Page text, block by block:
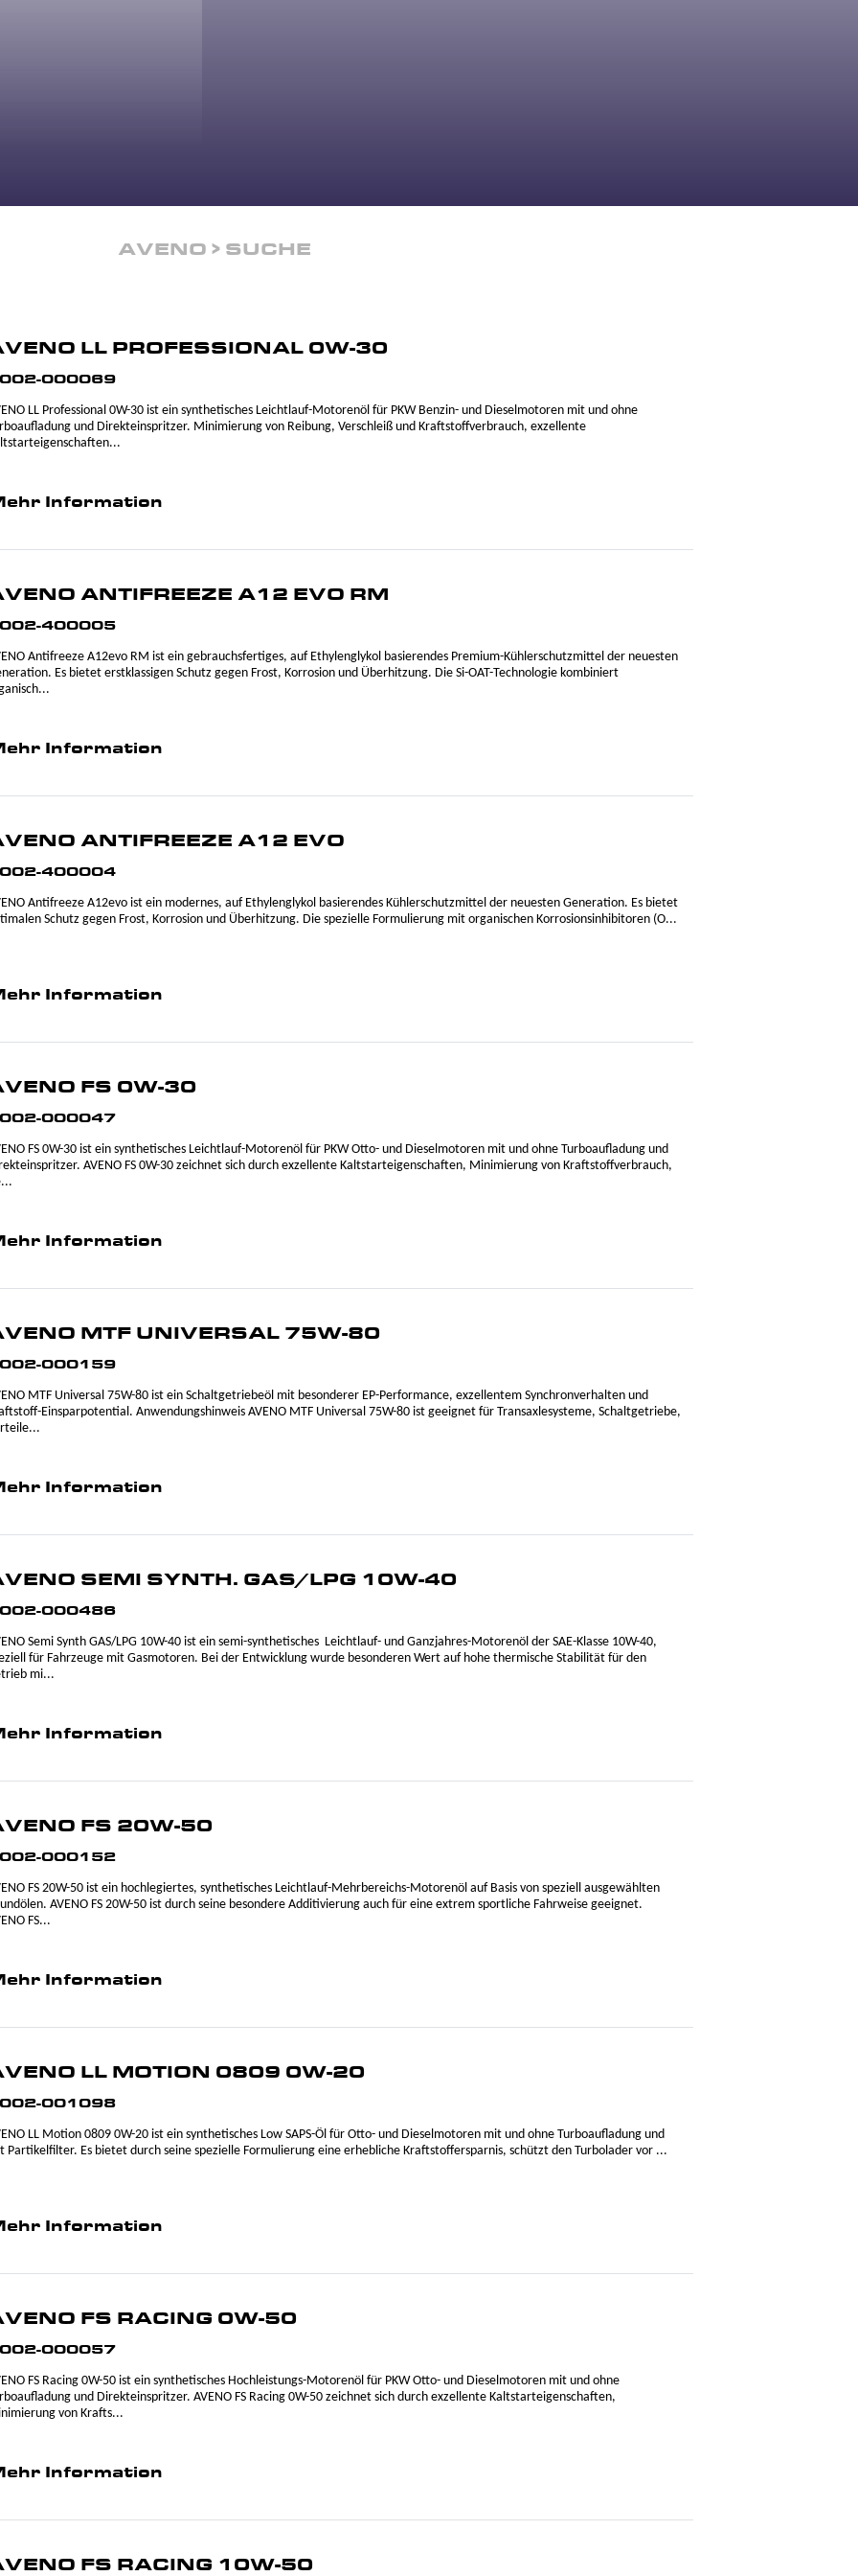
AVENO SUCHE
LL PROFESSIONAL 0W-30
000069
LL Professional 0W-30 ist ein synthetisches Leichtlauf-Motorenöl für PKW Benzin- und Dieselmotoren mit und ohne
und Direkteinspritzer. Minimierung von Reibung, Verschleiß und Kraftstoffverbrauch, exzellente
Information
ANTIFREEZE A12 EVO RM
400005
Antifreeze A12evo RM ist ein gebrauchsfertiges, auf Ethylenglykol basierendes Premium-Kühlerschutzmittel der neuesten
Es bietet erstklassigen Schutz gegen Frost, Korrosion und Überhitzung. Die Si-OAT-Technologie kombiniert
Information
ANTIFREEZE A12 EVO
400004
Antifreeze A12evo ist ein modernes, auf Ethylenglykol basierendes Kühlerschutzmittel der neuesten Generation. Es bietet
Schutz gegen Frost, Korrosion und Überhitzung. Die spezielle Formulierung mit organischen Korrosionsinhibitoren (O...
Information
FS 0W-30
000047
FS 0W-30 ist ein synthetisches Leichtlauf-Motorenöl für PKW Otto- und Dieselmotoren mit und ohne Turboaufladung und
AVENO FS 0W-30 zeichnet sich durch exzellente Kaltstarteigenschaften, Minimierung von Kraftstoffverbrauch,
Information
MTF UNIVERSAL 75W-80
000159
MTF Universal 75W-80 ist ein Schaltgetriebeöl mit besonderer EP-Performance, exzellentem Synchronverhalten und
Einsparpotential. Anwendungshinweis AVENO MTF Universal 75W-80 ist geeignet für Transaxlesysteme, Schaltgetriebe,
Information
SEMI SYNTH. GAS/LPG 10W-40
000486
Semi Synth GAS/LPG 10W-40 ist ein semi-synthetisches Leichtlauf- und Ganzjahres-Motorenöl der SAE-Klasse 10W-40,
für Fahrzeuge mit Gasmotoren. Bei der Entwicklung wurde besonderen Wert auf hohe thermische Stabilität für den
mi...
Information
FS 20W-50
000152
FS 20W-50 ist ein hochlegiertes, synthetisches Leichtlauf-Mehrbereichs-Motorenöl auf Basis von speziell ausgewählten
AVENO FS 20W-50 ist durch seine besondere Additivierung auch für eine extrem sportliche Fahrweise geeignet.
FS...
Information
LL MOTION 0809 0W-20
001098
LL Motion 0809 0W-20 ist ein synthetisches Low SAPS-Öl für Otto- und Dieselmotoren mit und ohne Turboaufladung und
Partikelfilter. Es bietet durch seine spezielle Formulierung eine erhebliche Kraftstoffersparnis, schützt den Turbolader vor ...
Information
FS RACING 0W-50
000057
FS Racing 0W-50 ist ein synthetisches Hochleistungs-Motorenöl für PKW Otto- und Dieselmotoren mit und ohne
und Direkteinspritzer. AVENO FS Racing 0W-50 zeichnet sich durch exzellente Kaltstarteigenschaften,
von Krafts...
Information
FS RACING 10W-50